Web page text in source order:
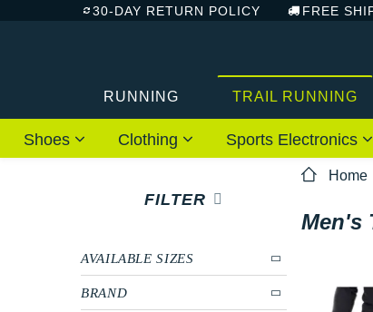
30-DAY RETURN POLICY FREE
RUNNING TRAIL RUNNING
Shoes Clothing Sports Electronics
Home
FILTER
AVAILABLE SIZES
BRAND
Men's